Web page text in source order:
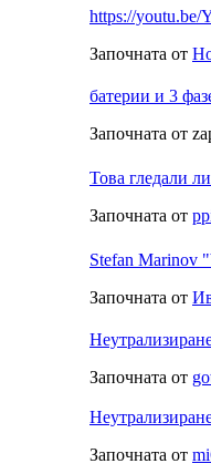
https://youtu.be/
Започната от
батерии и 3
Започната от
Това гледали
Започната от
Stefan Marinov
Започната от
Започната от
Започната от